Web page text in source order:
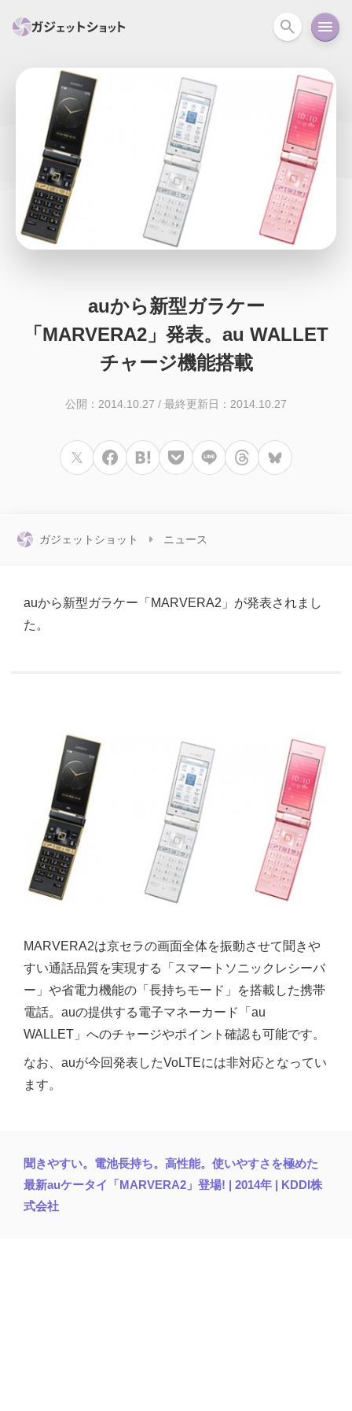
すべて PC関連 ウェアラ
セール情報 スマートホーム アクションカメラ カメラ
回線 iPhone Mac コラム
ガイド オーディオ
auから新型ガラケー
「MARVERA2」発表。au WALLET
チャージ機能搭載
公開：2014.10.27 / 最終更新日：2014.10.27
ガジェットショット ニュース
auから新型ガラケー「MARVERA2」が発表されまし
た。
MARVERA2は京セラの画面全体を振動させて聞きや
すい通話品質を実現する「スマートソニックレシーバ
ー」や省電力機能の「長持ちモード」を搭載した携帯
電話。auの提供する電子マネーカード「au
WALLET」へのチャージやポイント確認も可能です。
なお、auが今回発表したVoLTEには非対応となってい
ます。
聞きやすい。電池長持ち。高性能。使いやすさを極めた
最新auケータイ「MARVERA2」登場! | 2014年 | KDDI株
式会社